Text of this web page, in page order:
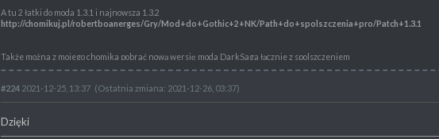
A tu 2 łatki do moda 1.3.1 i najnowsza 1.3.2
http://chomikuj.pl/robertboanerges/Gry/Mod+do+Gothic+2+NK/Path+do+spolszczenia+pro/Patch+1.3.1
Także można z mojego chomika pobrać nową wersję moda DarkSaga łącznie z spolszczeniem
http://chomikuj.pl/robertboanerges/Gry/Mod+do+Gothic+2+NK/Dark+saga+Dark+Saga+1.0.4
Link do moda Złote Wrota
http://chomikuj.pl/robertboanerges/Gry/Mod+do+Gothic+2+NK/Z*c5*82ote+Wrota
Także z mojego chomika można pobrać Returninga 2.0 plus spolszczenie.
#224 2021-12-25, 13:37 (Ostatnia zmiana: 2021-12-26, 03:37)
Dzięki